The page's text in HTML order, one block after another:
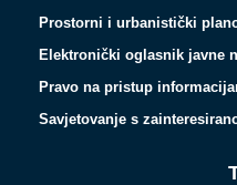
Prostorni i urbanistički
Elektronički oglasnik javne
Pravo na pristup
Savjetovanje s